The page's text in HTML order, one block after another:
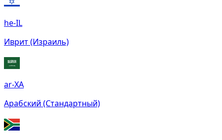
he-IL
Иврит (Израиль)
ar-XA
Арабский (Стандартный)